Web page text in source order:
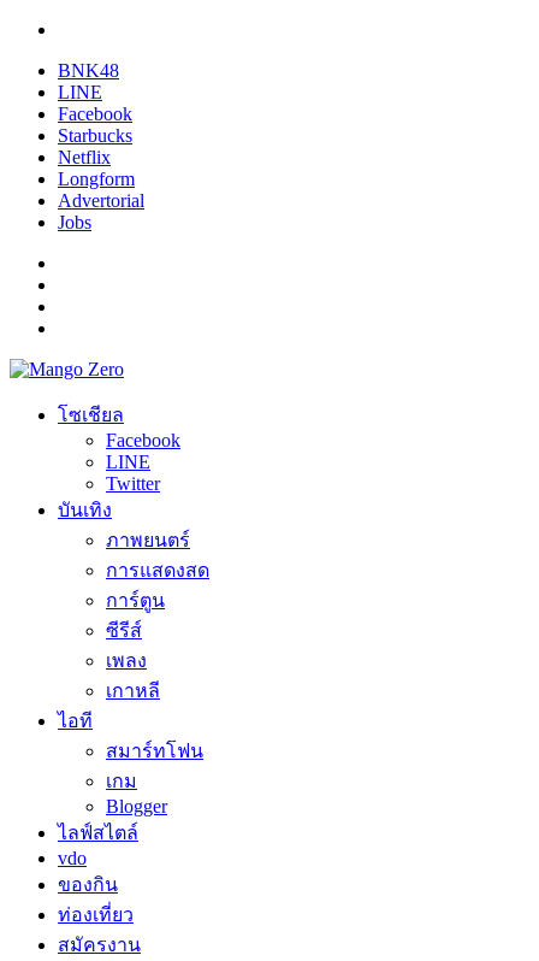
BNK48
LINE
Facebook
Starbucks
Netflix
Longform
Advertorial
Jobs
โซเชียล
Facebook
LINE
Twitter
บันเทิง
ภาพยนตร์
การแสดงสด
การ์ตูน
ซีรีส์
เพลง
เกาหลี
ไอที
สมาร์ทโฟน
เกม
Blogger
ไลฟ์สไตล์
vdo
ของกิน
ท่องเที่ยว
สมัครงาน